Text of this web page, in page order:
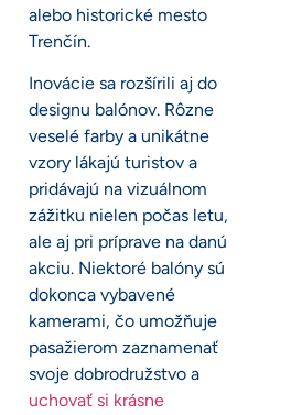
alebo historické mesto
Trenčín.
Inovácie sa rozšírili aj do
designu balónov. Rôzne
veselé farby a unikátne
vzory lákajú turistov a
pridávajú na vizuálnom
zážitku nielen počas letu,
ale aj pri príprave na danú
akciu. Niektoré balóny sú
dokonca vybavené
kamerami, čo umožňuje
pasažierom zaznamenať
svoje dobrodružstvo a
uchovať si krásne